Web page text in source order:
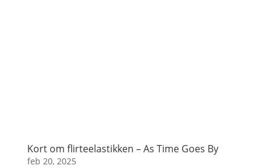
Kort om flirteelastikken – As Time Goes By
feb 20, 2025